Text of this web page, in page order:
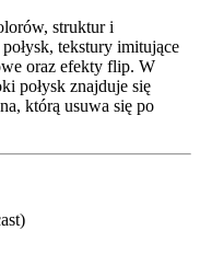
struktur i
tekstury imitujące
oraz efekty flip. W
połysk znajduje się
którą usuwa się po